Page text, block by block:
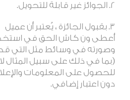
الجوائز غير قابلة للتحويل.
بقبول الجائزة ، يُعتبر أن عميل
أعطى ون كاش الحق في
وصورته في وسائط مثل التي قد
(بما في ذلك على سبيل المثال لا
للحصول على المعلومات
دون اعتبار إضافي.